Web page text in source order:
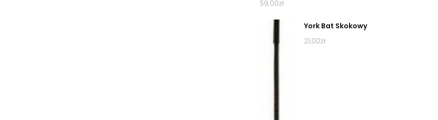
59,00zł
York Bat Skokowy
21,00zł